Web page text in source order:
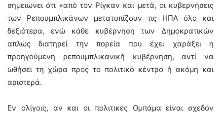
σημειώνει ότι «από τον Ρίγκαν και μετά, οι κυβερνήσεις
των Ρεπουμπλικάνων μετατοπίζουν τις ΗΠΑ όλο και
δεξιότερα, ενώ κάθε κυβέρνηση των Δημοκρατικών
απλώς διατηρεί την πορεία που έχει χαράξει η
προηγούμενη ρεπουμπλικανική κυβέρνηση, αντί να
ωθήσει τη χώρα προς το πολιτικό κέντρο ή ακόμη και
αριστερά.
Εν ολίγοις, αν και οι πολιτικές Ομπάμα είναι σχεδόν